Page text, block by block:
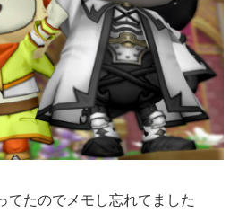
てたのでメモし忘れてました